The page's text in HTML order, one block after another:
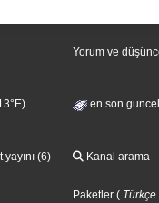
Yorum ve
en son
(6) Kanal arama
Paketler ( Türkçe